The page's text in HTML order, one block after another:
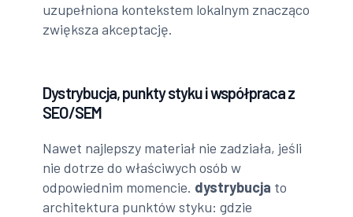
uzupełniona kontekstem lokalnym znacząco
zwiększa akceptację.
Dystrybucja, punkty styku i współpraca z
SEO/SEM
Nawet najlepszy materiał nie zadziała, jeśli
nie dotrze do właściwych osób w
odpowiednim momencie. dystrybucja to
architektura punktów styku: gdzie